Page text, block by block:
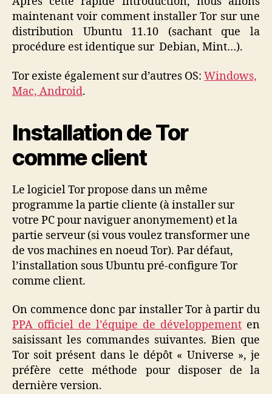
maintenant voir comment installer Tor sur une
distribution Ubuntu 11.10 (sachant que la
procédure est identique sur Debian, Mint…).
Tor existe également sur d’autres OS: Windows,
Mac, Android.
Installation de Tor
comme client
Le logiciel Tor propose dans un même
programme la partie cliente (à installer sur
votre PC pour naviguer anonymement) et la
partie serveur (si vous voulez transformer une
de vos machines en noeud Tor). Par défaut,
l’installation sous Ubuntu pré-configure Tor
comme client.
On commence donc par installer Tor à partir du
PPA officiel de l’équipe de développement en
saisissant les commandes suivantes. Bien que
Tor soit présent dans le dépôt « Universe », je
préfère cette méthode pour disposer de la
dernière version.